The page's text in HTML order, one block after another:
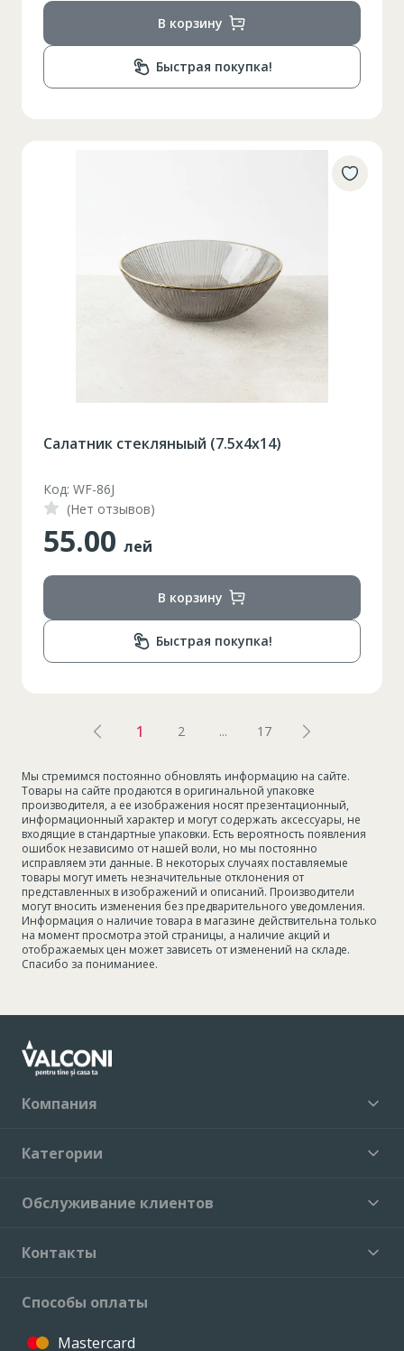
В корзину
Быстрая покупка!
Салатник стекляныый (7.5x4x14)
Код: WF-86J
(Нет отзывов)
55.00 лей
В корзину
Быстрая покупка!
1 2 ... 17
Мы стремимся постоянно обновлять информацию на сайте.
Товары на сайте продаются в оригинальной упаковке
производителя, а ее изображения носят презентационный,
информационный характер и могут содержать аксессуары, не
входящие в стандартные упаковки. Есть вероятность появления
ошибок независимо от нашей воли, но мы постоянно
исправляем эти данные. В некоторых случаях поставляемые
товары могут иметь незначительные отклонения от
представленных в изображений и описаний. Производители
могут вносить изменения без предварительного уведомления.
Информация о наличие товара в магазине действительна только
на момент просмотра этой страницы, а наличие акций и
отображаемых цен может зависеть от изменений на складе.
Спасибо за пониманиеe.
Компания
Категории
Обслуживание клиентов
Контакты
Способы оплаты
Mastercard